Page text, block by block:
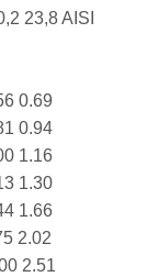
23,8 AISI
0.69
0.94
1.16
1.30
1.66
2.02
2.51